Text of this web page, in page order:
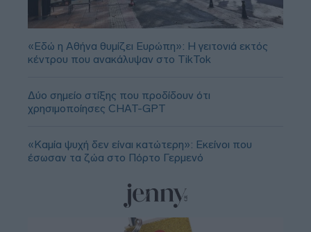
«Εδώ η Αθήνα θυμίζει Ευρώπη»: H γειτονιά εκτός
κέντρου που ανακάλυψαν στο TikTok
Δύο σημείο στίξης που προδίδουν ότι
χρησιμοποίησες CHAT-GPT
«Καμία ψυχή δεν είναι κατώτερη»: Εκείνοι που
έσωσαν τα ζώα στο Πόρτο Γερμενό